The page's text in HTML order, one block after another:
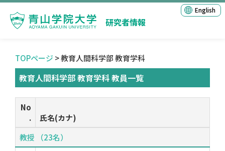
研究者情報
English
TOPページ > 教育人間科学部 教育学科
教育人間科学部 教育学科 教員一覧
No
.
氏名(カナ)
教授 （23名）